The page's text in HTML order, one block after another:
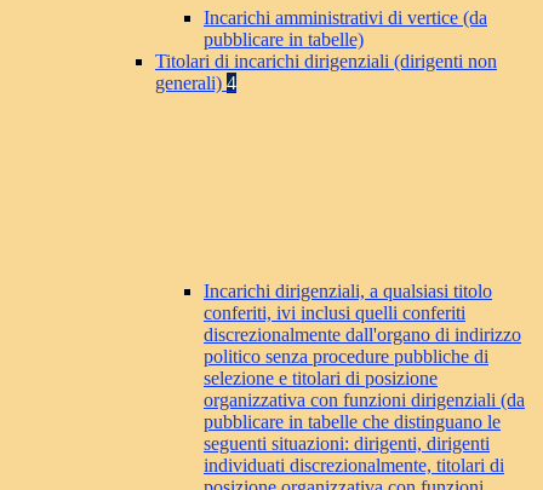
Incarichi amministrativi di vertice (da
pubblicare in tabelle)
Titolari di incarichi dirigenziali (dirigenti non
generali) 4
Incarichi dirigenziali, a qualsiasi titolo
conferiti, ivi inclusi quelli conferiti
discrezionalmente dall'organo di indirizzo
politico senza procedure pubbliche di
selezione e titolari di posizione
organizzativa con funzioni dirigenziali (da
pubblicare in tabelle che distinguano le
seguenti situazioni: dirigenti, dirigenti
individuati discrezionalmente, titolari di